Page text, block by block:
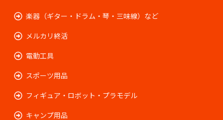
楽器（ギター・ドラム・琴・三味線）など
メルカリ終活
電動工具
スポーツ用品
フィギュア・ロボット・プラモデル
キャンプ用品